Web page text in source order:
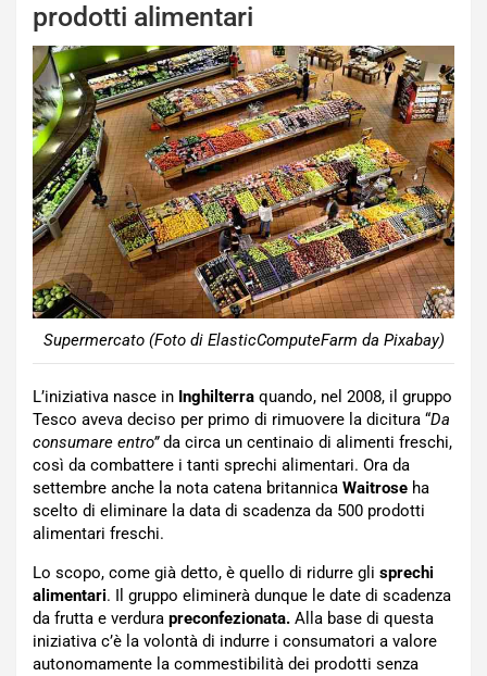
prodotti alimentari
Supermercato (Foto di ElasticComputeFarm da Pixabay)
L’iniziativa nasce in Inghilterra quando, nel 2008, il gruppo
Tesco aveva deciso per primo di rimuovere la dicitura “Da
consumare entro”da circa un centinaio di alimenti freschi,
così da combattere i tanti sprechi alimentari. Ora da
settembre anche la nota catena britannica Waitrose ha
scelto di eliminare la data di scadenza da 500 prodotti
alimentari freschi.
Lo scopo, come già detto, è quello di ridurre gli sprechi
alimentari. Il gruppo eliminerà dunque le date di scadenza
da frutta e verdura preconfezionata. Alla base di questa
iniziativa c’è la volontà di indurre i consumatori a valore
autonomamente la commestibilità dei prodotti senza